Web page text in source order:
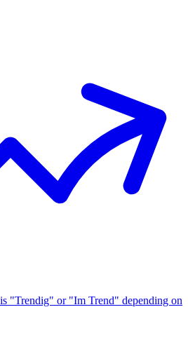
"Trendig" or "Im Trend" depending on